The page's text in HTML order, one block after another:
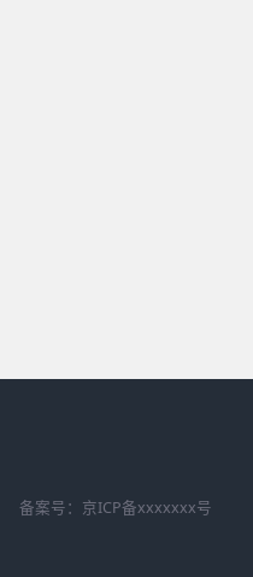
备案号： 京ICP备xxxxxxx号